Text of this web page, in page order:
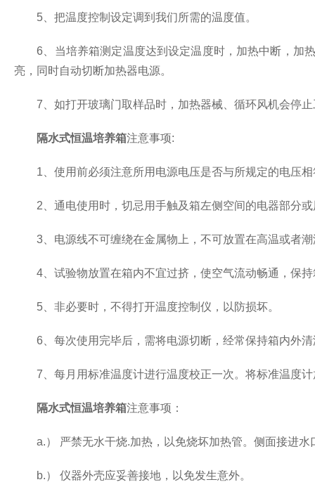
5、把温度控制设定调到我们所需的温度值。
6、当培养箱测定温度达到设定温度时，加热中断，加热
亮，同时自动切断加热器电源。
7、如打开玻璃门取样品时，加热器械、循环风机会停止
隔水式恒温培养箱注意事项:
1、使用前必须注意所用电源电压是否与所规定的电压相
2、通电使用时，切忌用手触及箱左侧空间的电器部分或
3、电源线不可缠绕在金属物上，不可放置在高温或者潮
4、试验物放置在箱内不宜过挤，使空气流动畅通，保持
5、非必要时，不得打开温度控制仪，以防损坏。
6、每次使用完毕后，需将电源切断，经常保持箱内外清
7、每月用标准温度计进行温度校正一次。将标准温度计
隔水式恒温培养箱注意事项：
a.） 严禁无水干烧.加热，以免烧坏加热管。侧面接进水
b.） 仪器外壳应妥善接地，以免发生意外。